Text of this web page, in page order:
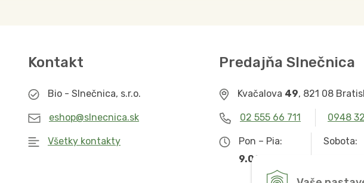
Kontakt
Bio - Slnečnica, s.r.o.
eshop@slnecnica.sk
Všetky kontakty
Predajňa Slnečnica
Kvačalova 49, 821 08
02 555 66 711 0948
Pon – Pia:
9.00 – 19.00
Sobota: